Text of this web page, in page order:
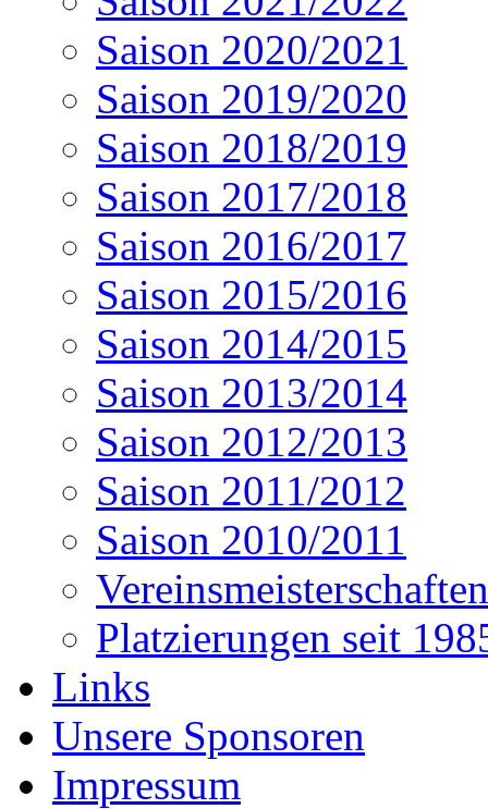
Saison 2020/2021
Saison 2019/2020
Saison 2018/2019
Saison 2017/2018
Saison 2016/2017
Saison 2015/2016
Saison 2014/2015
Saison 2013/2014
Saison 2012/2013
Saison 2011/2012
Saison 2010/2011
Vereinsmeisterschaften
Platzierungen seit
Links
Unsere Sponsoren
Impressum